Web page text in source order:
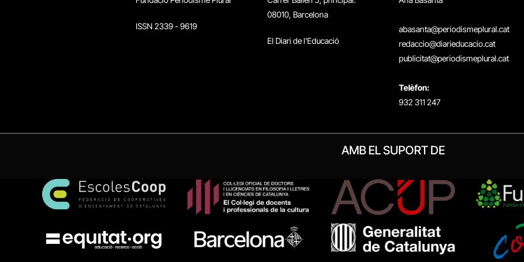
ISSN 2339 - 9619
08010, Barcelona
El Diari de l'Educació
abasanta@periodismeplural.cat
redaccio@diarieducacio.cat
publicitat@periodismeplural.cat
Telèfon:
932 311 247
AMB EL SUPORT DE